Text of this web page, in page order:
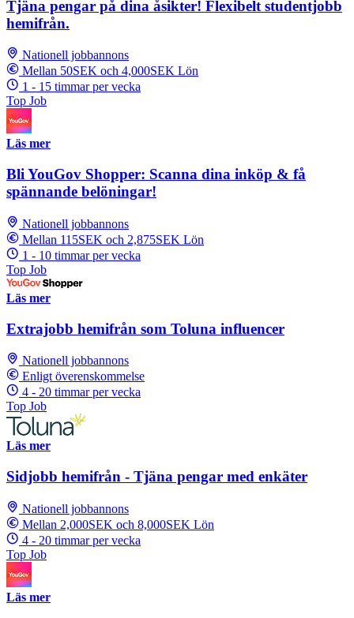
Tjäna pengar på dina åsikter! Flexibelt studentjobb
hemifrån.
Nationell jobbannons
Mellan 50SEK och 4,000SEK Lön
1 - 15 timmar per vecka
Top Job
Läs mer
Bli YouGov Shopper: Scanna dina inköp & få
spännande belöningar!
Nationell jobbannons
Mellan 115SEK och 2,875SEK Lön
1 - 10 timmar per vecka
Top Job
Läs mer
Extrajobb hemifrån som Toluna influencer
Nationell jobbannons
Enligt överenskommelse
4 - 20 timmar per vecka
Top Job
Läs mer
Sidjobb hemifrån - Tjäna pengar med enkäter
Nationell jobbannons
Mellan 2,000SEK och 8,000SEK Lön
4 - 20 timmar per vecka
Top Job
Läs mer